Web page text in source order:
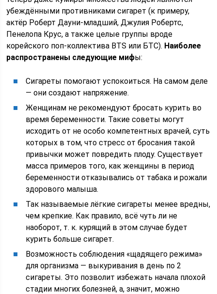
убеждёнными противниками сигарет (к примеру,
актёр Роберт Дауни-младший, Джулия Робертс,
Пенелопа Крус, а также целые группы вроде
корейского поп-коллектива BTS или БТС). Наиболее
распространены следующие мифы:
Сигареты помогают успокоиться. На самом деле
— они создают напряжение.
Женщинам не рекомендуют бросать курить во
время беременности. Такие советы могут
исходить от не особо компетентных врачей, суть
которых в том, что стресс от бросания такой
привычки может повредить плоду. Существует
масса примеров того, как женщины в период
беременности отказывались от табака и рожали
здорового малыша.
Так называемые лёгкие сигареты менее вредны,
чем крепкие. Как правило, всё чуть ли не
наоборот, т. к. курящий в этом случае будет
курить больше сигарет.
Возможность соблюдения «щадящего режима»
для организма — выкуривания в день по 2
сигареты. Это позволит избежать начала плохой
стадии многих болезней, а, значит, можно